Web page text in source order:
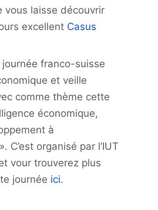
vous laisse découvrir
excellent Casus
journée franco-suisse
et veille
comme thème cette
économique,
à
C’est organisé par l’IUT
vour trouverez plus
journée ici.